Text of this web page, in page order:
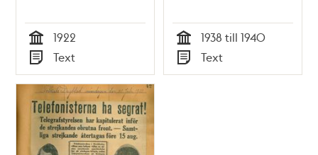
Tid
1922
Typ
Text Tid
1938 till 1940
Typ
Text